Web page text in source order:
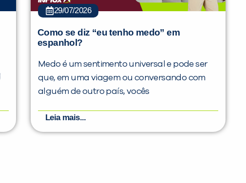
29/07/2026
Como se diz “eu tenho medo” em
espanhol?
Medo é um sentimento universal e pode ser
que, em uma viagem ou conversando com
alguém de outro país, vocês
Leia mais...
PEÇA UMA DEMONSTRAÇÃO DE MÉTODO